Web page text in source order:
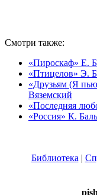
Смотри также:
«Пироскаф» Е.
«Птицелов» Э.
«Друзьям (Я
Вяземский
«Последняя
«Россия» К.
Библиотека |